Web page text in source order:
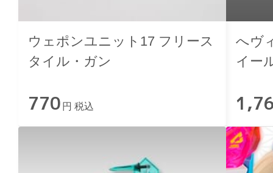
ウェポンユニット17 フリース
タイル・ガン
770 円 税込
へヴ
イー